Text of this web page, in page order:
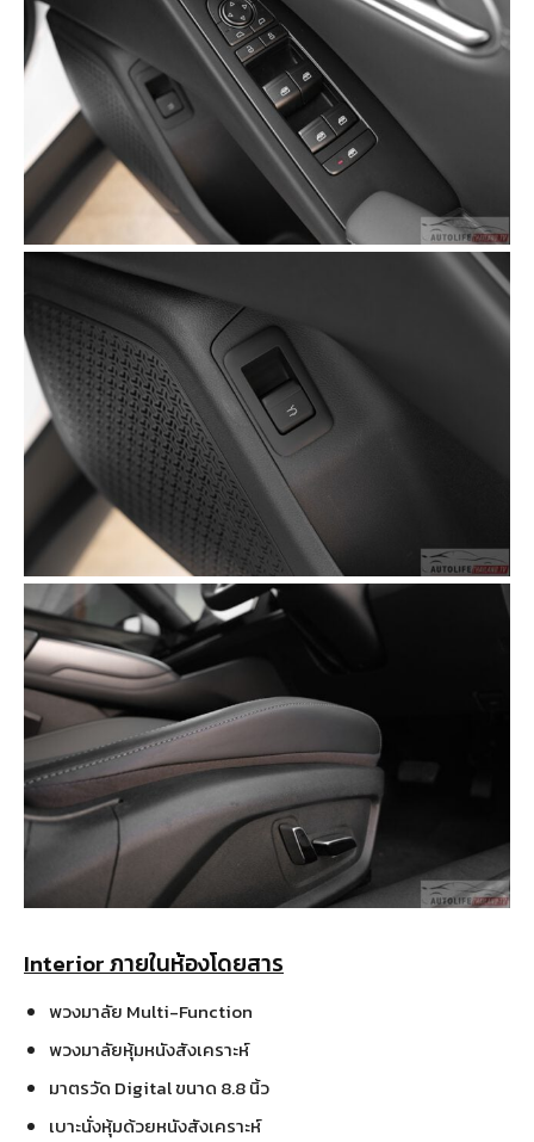
Interior ภายในห้องโดยสาร
พวงมาลัย Multi-Function
พวงมาลัยหุ้มหนังสังเคราะห์
มาตรวัด Digital ขนาด 8.8 นิ้ว
เบาะนั่งหุ้มด้วยหนังสังเคราะห์